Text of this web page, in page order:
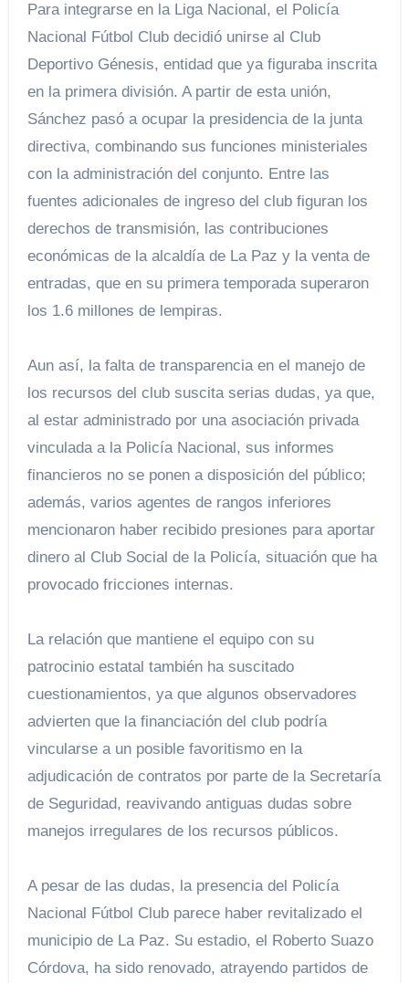
Para integrarse en la Liga Nacional, el Policía
Nacional Fútbol Club decidió unirse al Club
Deportivo Génesis, entidad que ya figuraba inscrita
en la primera división. A partir de esta unión,
Sánchez pasó a ocupar la presidencia de la junta
directiva, combinando sus funciones ministeriales
con la administración del conjunto. Entre las
fuentes adicionales de ingreso del club figuran los
derechos de transmisión, las contribuciones
económicas de la alcaldía de La Paz y la venta de
entradas, que en su primera temporada superaron
los 1.6 millones de lempiras.
Aun así, la falta de transparencia en el manejo de
los recursos del club suscita serias dudas, ya que,
al estar administrado por una asociación privada
vinculada a la Policía Nacional, sus informes
financieros no se ponen a disposición del público;
además, varios agentes de rangos inferiores
mencionaron haber recibido presiones para aportar
dinero al Club Social de la Policía, situación que ha
provocado fricciones internas.
La relación que mantiene el equipo con su
patrocinio estatal también ha suscitado
cuestionamientos, ya que algunos observadores
advierten que la financiación del club podría
vincularse a un posible favoritismo en la
adjudicación de contratos por parte de la Secretaría
de Seguridad, reavivando antiguas dudas sobre
manejos irregulares de los recursos públicos.
A pesar de las dudas, la presencia del Policía
Nacional Fútbol Club parece haber revitalizado el
municipio de La Paz. Su estadio, el Roberto Suazo
Córdova, ha sido renovado, atrayendo partidos de